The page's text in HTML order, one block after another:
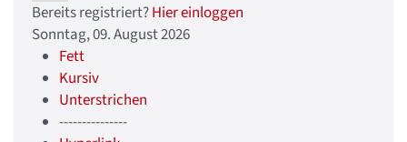
Bereits registriert?Hier einloggen
Sonntag, 09. August 2026
Fett
Kursiv
Unterstrichen
---------------